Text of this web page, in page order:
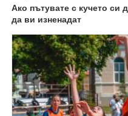
Ако пътувате с кучето
да ви изненадат